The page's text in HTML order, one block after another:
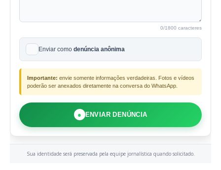
0/1800 caracteres
Enviar como denúncia anônima
Importante: envie somente informações verdadeiras. Fotos e vídeos
poderão ser anexados diretamente na conversa do WhatsApp.
● ENVIAR DENÚNCIA
Sua identidade será preservada pela equipe jornalística quando solicitado.